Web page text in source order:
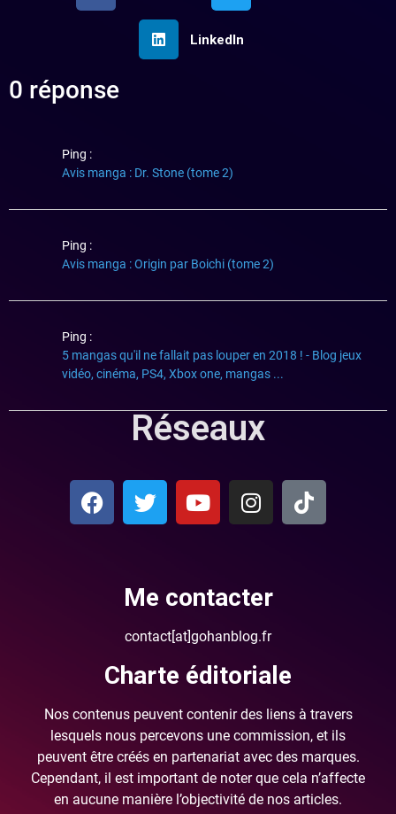
LinkedIn
0 réponse
Ping :
Avis manga : Dr. Stone (tome 2)
Ping :
Avis manga : Origin par Boichi (tome 2)
Ping :
5 mangas qu'il ne fallait pas louper en 2018 ! - Blog jeux
vidéo, cinéma, PS4, Xbox one, mangas ...
Réseaux
Me contacter
contact[at]gohanblog.fr
Charte éditoriale
Nos contenus peuvent contenir des liens à travers
lesquels nous percevons une commission, et ils
peuvent être créés en partenariat avec des marques.
Cependant, il est important de noter que cela n’affecte
en aucune manière l’objectivité de nos articles.